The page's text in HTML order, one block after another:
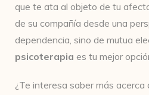
que te ata al objeto de tu
de su compañía desde una
dependencia, sino de mutua
psicoterapia es tu mejor
¿Te interesa saber más acerca